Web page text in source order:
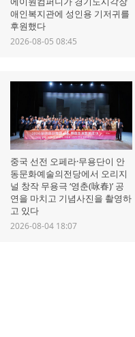
애인복지관에 성인용 기저귀를
후원했다
2026-08-05 08:45
중국 선전 오페라·무용단이 안
동문화예술의전당에서 오리지
널 창작 무용극 ‘영춘(咏春)’ 공
연을 마치고 기념사진을 촬영하
고 있다
2026-08-04 18:07